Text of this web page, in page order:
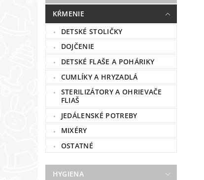
KŔMENIE
DETSKÉ STOLIČKY
DOJČENIE
DETSKÉ FLAŠE A POHÁRIKY
CUMLÍKY A HRYZADLÁ
STERILIZÁTORY A OHRIEVAČE
FLIAŠ
JEDÁLENSKÉ POTREBY
MIXÉRY
OSTATNÉ
HYGIENA